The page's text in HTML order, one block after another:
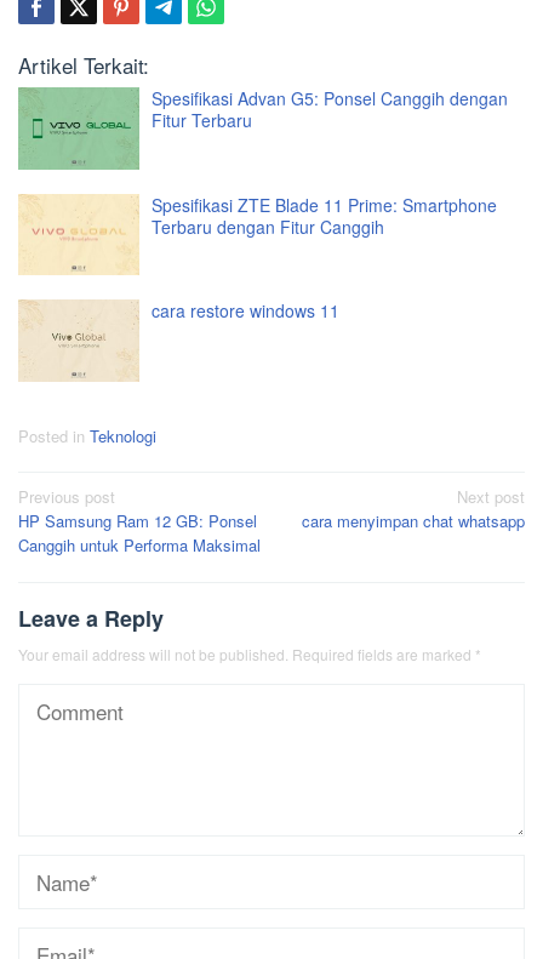
Artikel Terkait:
Spesifikasi Advan G5: Ponsel Canggih dengan
Fitur Terbaru
Spesifikasi ZTE Blade 11 Prime: Smartphone
Terbaru dengan Fitur Canggih
cara restore windows 11
Posted in Teknologi
Post
navigation
Previous post
HP Samsung Ram 12 GB: Ponsel
Canggih untuk Performa Maksimal
Next post
cara menyimpan chat whatsapp
Leave a Reply
Your email address will not be published. Required fields are marked *